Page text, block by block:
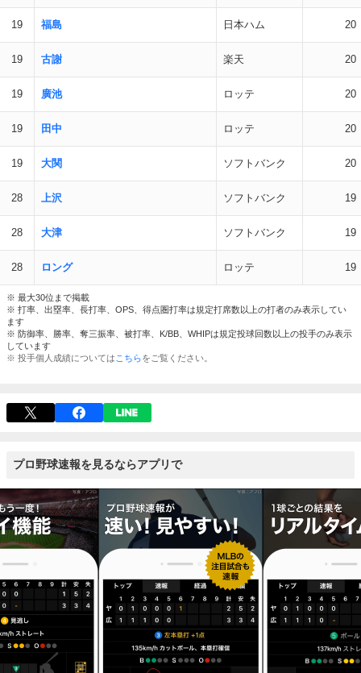
19 福島 日本ハム 20
19 古謝 楽天 20
19 廣池 ロッテ 20
19 田中 ロッテ 20
19 大関 ソフトバンク 20
28 上沢 ソフトバンク 19
28 大津 ソフトバンク 19
28 ロング ロッテ 19
※ 最大30位まで掲載
※ 打率、出塁率、長打率、OPS、得点圏打率は規定打席数以上の打者のみ表示してい
ます
※ 防御率、勝率、奪三振率、被打率、K/BB、WHIPは規定投球回数以上の投手のみ表示
しています
※ 投手個人成績については こちらをご覧ください。
プロ野球速報を見るならアプリで